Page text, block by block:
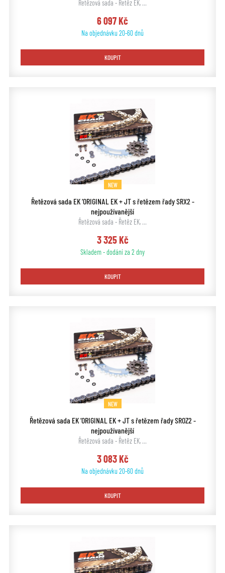
Řetězová sada - Řetěz EK, …
6 097 Kč
Na objednávku 20-60 dnů
KOUPIT
Řetězová sada EK ‘ORIGINAL EK + JT s řetězem řady SRX2 -
nejpoužívanější
Řetězová sada - Řetěz EK, …
NEW
3 325 Kč
Skladem - dodání za 2 dny
KOUPIT
Řetězová sada EK ‘ORIGINAL EK + JT s řetězem řady SROZ2 -
nejpoužívanější
Řetězová sada - Řetěz EK, …
NEW
3 083 Kč
Na objednávku 20-60 dnů
KOUPIT